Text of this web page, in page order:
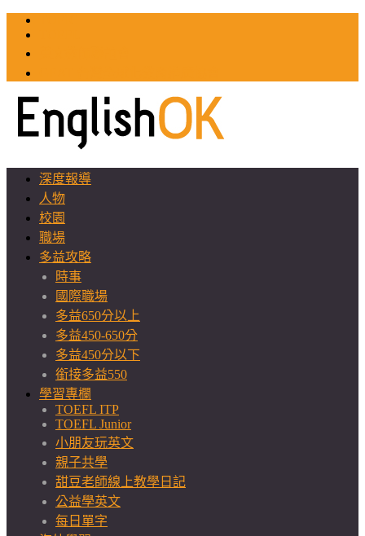
深度報導
人物
校園
職場
多益攻略
時事
國際職場
多益650分以上
多益450-650分
多益450分以下
銜接多益550
學習專欄
TOEFL ITP
TOEFL Junior
小朋友玩英文
親子共學
甜豆老師線上教學日記
公益學英文
每日單字